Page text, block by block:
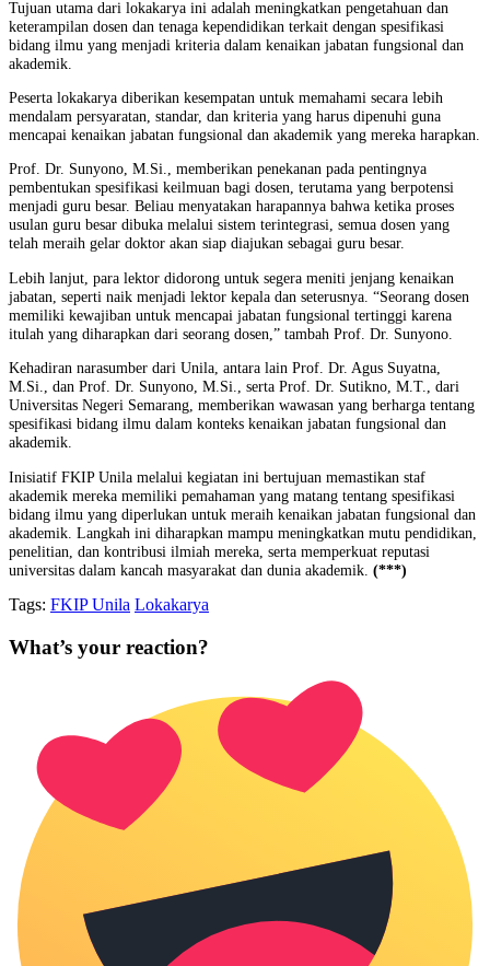
Tujuan utama dari lokakarya ini adalah meningkatkan pengetahuan dan
keterampilan dosen dan tenaga kependidikan terkait dengan spesifikasi
bidang ilmu yang menjadi kriteria dalam kenaikan jabatan fungsional dan
akademik.
Peserta lokakarya diberikan kesempatan untuk memahami secara lebih
mendalam persyaratan, standar, dan kriteria yang harus dipenuhi guna
mencapai kenaikan jabatan fungsional dan akademik yang mereka harapkan.
Prof. Dr. Sunyono, M.Si., memberikan penekanan pada pentingnya
pembentukan spesifikasi keilmuan bagi dosen, terutama yang berpotensi
menjadi guru besar. Beliau menyatakan harapannya bahwa ketika proses
usulan guru besar dibuka melalui sistem terintegrasi, semua dosen yang
telah meraih gelar doktor akan siap diajukan sebagai guru besar.
Lebih lanjut, para lektor didorong untuk segera meniti jenjang kenaikan
jabatan, seperti naik menjadi lektor kepala dan seterusnya. “Seorang dosen
memiliki kewajiban untuk mencapai jabatan fungsional tertinggi karena
itulah yang diharapkan dari seorang dosen,” tambah Prof. Dr. Sunyono.
Kehadiran narasumber dari Unila, antara lain Prof. Dr. Agus Suyatna,
M.Si., dan Prof. Dr. Sunyono, M.Si., serta Prof. Dr. Sutikno, M.T., dari
Universitas Negeri Semarang, memberikan wawasan yang berharga tentang
spesifikasi bidang ilmu dalam konteks kenaikan jabatan fungsional dan
akademik.
Inisiatif FKIP Unila melalui kegiatan ini bertujuan memastikan staf
akademik mereka memiliki pemahaman yang matang tentang spesifikasi
bidang ilmu yang diperlukan untuk meraih kenaikan jabatan fungsional dan
akademik. Langkah ini diharapkan mampu meningkatkan mutu pendidikan,
penelitian, dan kontribusi ilmiah mereka, serta memperkuat reputasi
universitas dalam kancah masyarakat dan dunia akademik. (***)
Tags: FKIP Unila Lokakarya
What’s your reaction?